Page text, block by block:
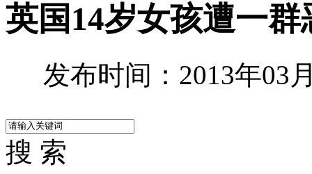
英国14岁女孩遭一
发布时间：2013年03
搜 索